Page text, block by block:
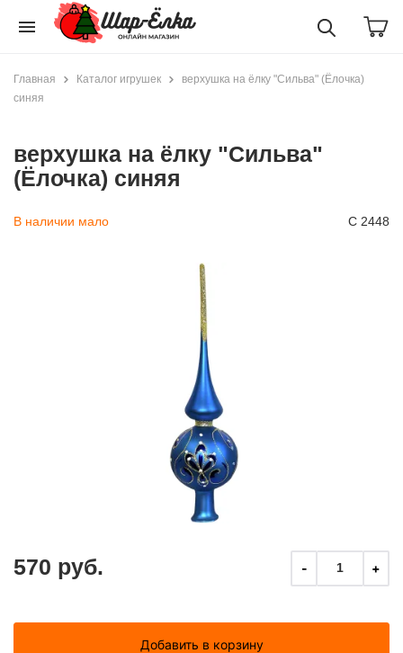
menu
Главная Каталог игрушек
верхушка на ёлку "Сильва" (Ёлочка)
синяя
верхушка на ёлку "Сильва"
(Ёлочка) синяя
В наличии мало С 2448
570 руб. - 1 +
Добавить в корзину